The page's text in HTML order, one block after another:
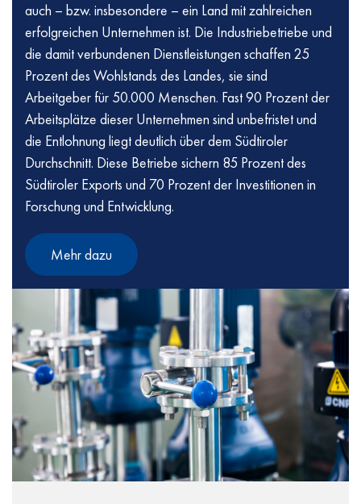
auch – bzw. insbesondere – ein Land mit zahlreichen
erfolgreichen Unternehmen ist. Die Industriebetriebe und
die damit verbundenen Dienstleistungen schaffen 25
Prozent des Wohlstands des Landes, sie sind
Arbeitgeber für 50.000 Menschen. Fast 90 Prozent der
Arbeitsplätze dieser Unternehmen sind unbefristet und
die Entlohnung liegt deutlich über dem Südtiroler
Durchschnitt. Diese Betriebe sichern 85 Prozent des
Südtiroler Exports und 70 Prozent der Investitionen in
Forschung und Entwicklung.
Mehr dazu